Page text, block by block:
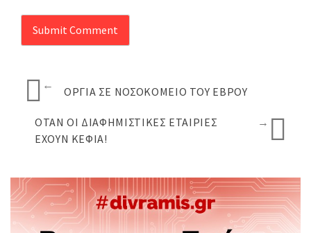
← ΌΡΓΙΑ ΣΕ ΝΟΣΟΚΟΜΕΊΟ ΤΟΥ ΈΒΡΟΥ
ΌΤΑΝ ΟΙ ΔΙΑΦΗΜΙΣΤΙΚΈΣ ΕΤΑΙΡΊΕΣ
ΈΧΟΥΝ ΚΈΦΙΑ!
→